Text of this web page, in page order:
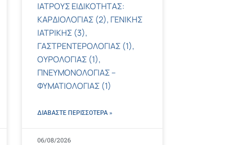
ΙΑΤΡΟΥΣ ΕΙΔΙΚΟΤΗΤΑΣ:
ΚΑΡΔΙΟΛΟΓΙΑΣ (2), ΓΕΝΙΚΗΣ
ΙΑΤΡΙΚΗΣ (3),
ΓΑΣΤΡΕΝΤΕΡΟΛΟΓΙΑΣ (1),
ΟΥΡΟΛΟΓΙΑΣ (1),
ΠΝΕΥΜΟΝΟΛΟΓΙΑΣ –
ΦΥΜΑΤΙΟΛΟΓΙΑΣ (1)
ΔΙΑΒΑΣΤΕ ΠΕΡΙΣΣΌΤΕΡΑ »
06/08/2026